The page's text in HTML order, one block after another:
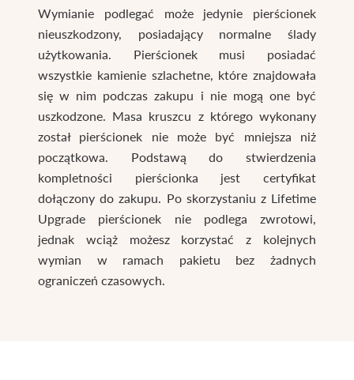
Wymianie podlegać może jedynie pierścionek
nieuszkodzony, posiadający normalne ślady
użytkowania. Pierścionek musi posiadać
wszystkie kamienie szlachetne, które znajdowała
się w nim podczas zakupu i nie mogą one być
uszkodzone. Masa kruszcu z którego wykonany
został pierścionek nie może być mniejsza niż
początkowa. Podstawą do stwierdzenia
kompletności pierścionka jest certyfikat
dołączony do zakupu. Po skorzystaniu z Lifetime
Upgrade pierścionek nie podlega zwrotowi,
jednak wciąż możesz korzystać z kolejnych
wymian w ramach pakietu bez żadnych
ograniczeń czasowych.